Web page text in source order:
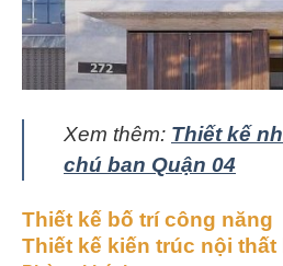
Xem thêm: Thiết kế
chú ban Quận 04
Thiết kế bố trí công năng
Thiết kế kiến trúc nội thất